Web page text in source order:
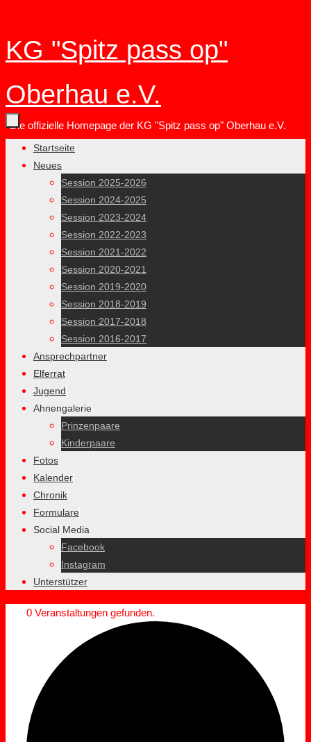
Inhalt
KG "Spitz pass op"
Oberhau e.V.
Die offizielle Homepage der KG "Spitz pass op" Oberhau e.V.
Zum
Inhalt
Startseite
Neues
Session 2025-2026
Session 2024-2025
Session 2023-2024
Session 2022-2023
Session 2021-2022
Session 2020-2021
Session 2019-2020
Session 2018-2019
Session 2017-2018
Session 2016-2017
Ansprechpartner
Elferrat
Jugend
Ahnengalerie
Prinzenpaare
Kinderpaare
Fotos
Kalender
Chronik
Formulare
Social Media
Facebook
Instagram
Unterstützer
0 Veranstaltungen gefunden.